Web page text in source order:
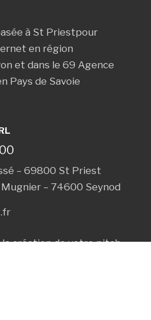
à St Priestpour
en région
et dans le 69 Agence
Pays de Savoie
– 69800 St Priest
– 74600 Seynod
la création de votrepitch